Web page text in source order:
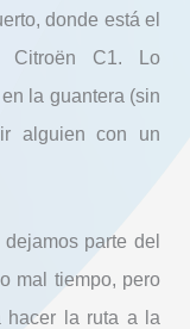
donde está el
Citroën C1. Lo
la guantera (sin
alguien con un
parte del
mal tiempo, pero
hacer la ruta a la